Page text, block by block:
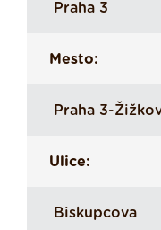
Praha 3
Mesto:
Praha 3-
Ulice:
Biskupcova